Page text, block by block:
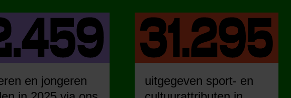
en jongeren
uitgegeven sport- en